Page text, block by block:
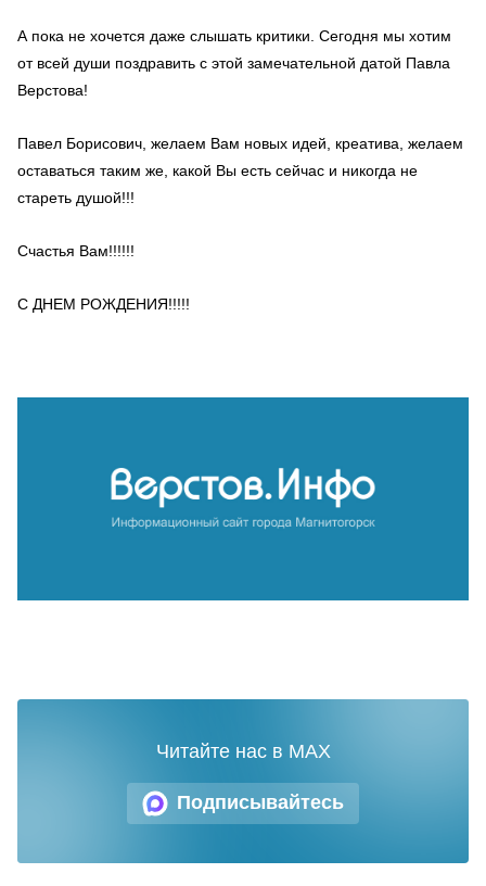
А пока не хочется даже слышать критики. Сегодня мы хотим
от всей души поздравить с этой замечательной датой Павла
Верстова!
Павел Борисович, желаем Вам новых идей, креатива, желаем
оставаться таким же, какой Вы есть сейчас и никогда не
стареть душой!!!
Счастья Вам!!!!!!
С ДНЕМ РОЖДЕНИЯ!!!!!
Подписывайтесь
Читайте нас в MAX